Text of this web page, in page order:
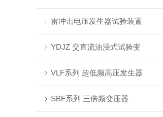
雷冲击电压发生器试验装置
YDJZ 交直流油浸式试验变
VLF系列 超低频高压发生器
SBF系列 三倍频变压器